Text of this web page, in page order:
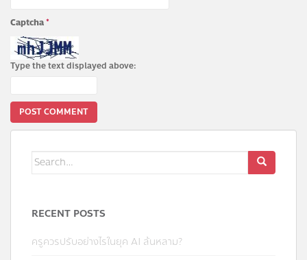
Captcha*
Type the text displayed above:
Search
for:
RECENT POSTS
ครูควรปรับอย่างไรในยุค AI ล้นหลาม?